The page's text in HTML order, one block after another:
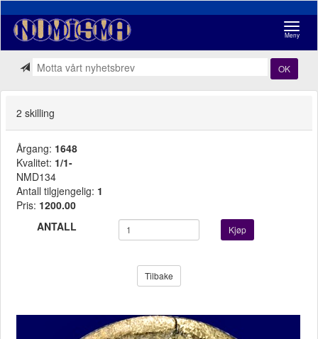
Meny
OK
2 skilling
Årgang: 1648
Kvalitet: 1/1-
NMD134
Antall tilgjengelig: 1
Pris: 1200.00
ANTALL
Kjøp
Tilbake